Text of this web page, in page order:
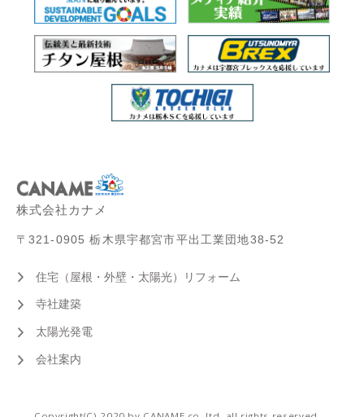
株式会社カナメ
〒321-0905 栃木県宇都宮市平出工業団地38-52
住宅（屋根・外壁・太陽光）リフォーム
寺社建築
太陽光発電
会社案内